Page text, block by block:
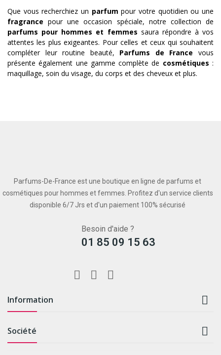
Que vous recherchiez un parfum pour votre quotidien ou une
fragrance pour une occasion spéciale, notre collection de
parfums pour hommes et femmes saura répondre à vos
attentes les plus exigeantes. Pour celles et ceux qui souhaitent
compléter leur routine beauté, Parfums de France vous
présente également une gamme complète de cosmétiques :
maquillage, soin du visage, du corps et des cheveux et plus.
Parfums-De-France est une boutique en ligne de parfums et
cosmétiques pour hommes et femmes. Profitez d'un service clients
disponible 6/7 Jrs et d'un paiement 100% sécurisé
Besoin d'aide ?
01 85 09 15 63
Information 
Société 